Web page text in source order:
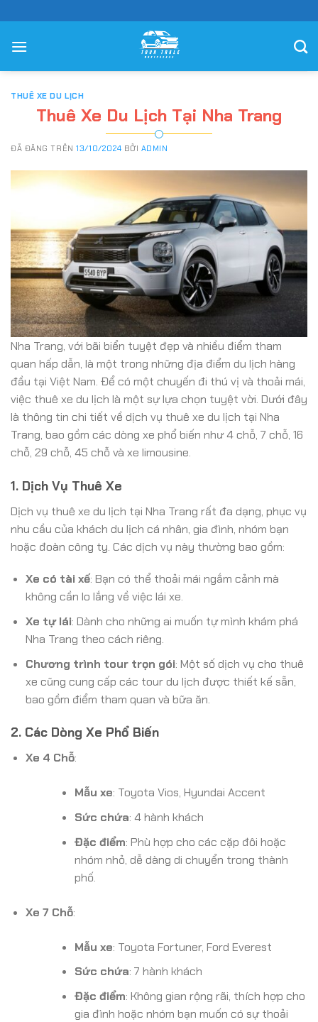
đến
nội
THUÊ XE DU LỊCH
Thuê Xe Du Lịch Tại Nha Trang
ĐÃ ĐĂNG TRÊN13/10/2024 BỞI ADMIN
Nha Trang, với bãi biển tuyệt đẹp và nhiều điểm tham
quan hấp dẫn, là một trong những địa điểm du lịch hàng
đầu tại Việt Nam. Để có một chuyến đi thú vị và thoải mái,
việc thuê xe du lịch là một sự lựa chọn tuyệt vời. Dưới đây
là thông tin chi tiết về dịch vụ thuê xe du lịch tại Nha
Trang, bao gồm các dòng xe phổ biến như 4 chỗ, 7 chỗ, 16
chỗ, 29 chỗ, 45 chỗ và xe limousine.
1. Dịch Vụ Thuê Xe
Dịch vụ thuê xe du lịch tại Nha Trang rất đa dạng, phục vụ
nhu cầu của khách du lịch cá nhân, gia đình, nhóm bạn
hoặc đoàn công ty. Các dịch vụ này thường bao gồm:
Xe có tài xế: Bạn có thể thoải mái ngắm cảnh mà
không cần lo lắng về việc lái xe.
Xe tự lái: Dành cho những ai muốn tự mình khám phá
Nha Trang theo cách riêng.
Chương trình tour trọn gói: Một số dịch vụ cho thuê
xe cũng cung cấp các tour du lịch được thiết kế sẵn,
bao gồm điểm tham quan và bữa ăn.
2. Các Dòng Xe Phổ Biến
Xe 4 Chỗ:
Mẫu xe: Toyota Vios, Hyundai Accent
Sức chứa: 4 hành khách
Đặc điểm: Phù hợp cho các cặp đôi hoặc
nhóm nhỏ, dễ dàng di chuyển trong thành
phố.
Xe 7 Chỗ:
Mẫu xe: Toyota Fortuner, Ford Everest
Sức chứa: 7 hành khách
Đặc điểm: Không gian rộng rãi, thích hợp cho
gia đình hoặc nhóm bạn muốn có sự thoải